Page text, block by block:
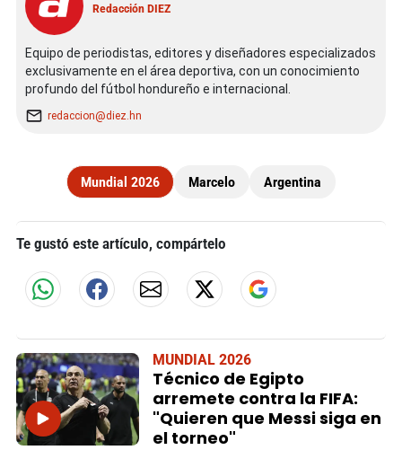
Redacción DIEZ
Equipo de periodistas, editores y diseñadores especializados
exclusivamente en el área deportiva, con un conocimiento
profundo del fútbol hondureño e internacional.
redaccion@diez.hn
Mundial 2026 Marcelo Argentina
Te gustó este artículo, compártelo
MUNDIAL 2026
Técnico de Egipto
arremete contra la FIFA:
"Quieren que Messi siga en
el torneo"